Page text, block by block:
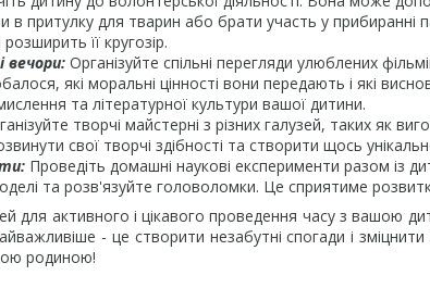
притулку для тварин або брати участь у прибиранні
її кругозір.
вечори: Організуйте спільні перегляди улюблених
які моральні цінності вони передають і які
та літературної культури вашої дитини.
творчі майстерні з різних галузей, таких як
свої творчі здібності та створити щось
Проведіть домашні наукові експерименти разом із
та розв'язуйте головоломки. Це сприятиме
для активного і цікавого проведення часу з вашою
- це створити незабутні спогади і
родиною!